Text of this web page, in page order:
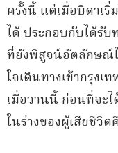
ครั้งนี้ แต่เมื่อบิดาเริ่
ได้ ประกอบกับได้รับ
ที่ยังพิสูจน์อัตลักษณ์
ใจเดินทางเข้ากรุงเ
เมื่อวานนี้ ก่อนที่จะ
ในร่างของผู้เสียชีวิ